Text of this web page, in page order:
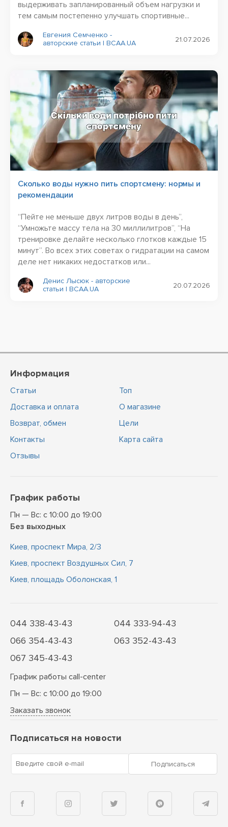
выдерживать запланированный объем нагрузки и
тем самым постепенно улучшать спортивные...
Евгения Семченко -
авторские статьи | BCAA.UA
21.07.2026
Сколько воды нужно пить спортсмену: нормы и
рекомендации
“Пейте не меньше двух литров воды в день”,
“Умножьте массу тела на 30 миллилитров”, “На
тренировке делайте несколько глотков каждые 15
минут”. Во всех этих советах о гидратации на самом
деле нет никаких недостатков или...
Денис Лысюк - авторские
статьи | BCAA.UA
20.07.2026
Информация
Статьи
Доставка и оплата
Возврат, обмен
Контакты
Отзывы
Топ
О магазине
Цели
Карта сайта
График работы
Пн — Вс: с 10:00 до 19:00
Без выходных
Киев, проспект Мира, 2/3
Киев, проспект Воздушных Сил, 7
Киев, площадь Оболонская, 1
044 338-43-43
044 333-94-43
066 354-43-43
063 352-43-43
067 345-43-43
График работы call-center
Пн — Вс: с 10:00 до 19:00
Заказать звонок
Подписаться на новости
Введите свой e-mail Подписаться